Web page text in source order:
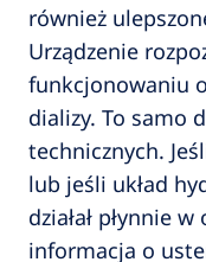
również
Urządzenie
funkcjonowaniu
dializy. To samo
technicznych.
lub jeśli układ
działał płynnie
informacja o